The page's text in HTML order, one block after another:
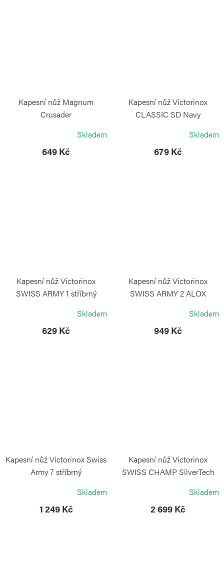
Kapesní nůž Magnum
Crusader
Skladem
649 Kč
Kapesní nůž Victorinox
CLASSIC SD Navy
Skladem
679 Kč
Kapesní nůž Victorinox
SWISS ARMY 1 stříbrný
Skladem
629 Kč
Kapesní nůž Victorinox
SWISS ARMY 2 ALOX
Skladem
949 Kč
Kapesní nůž Victorinox Swiss
Army 7 stříbrný
Skladem
1 249 Kč
Kapesní nůž Victorinox
SWISS CHAMP SilverTech
Skladem
2 699 Kč